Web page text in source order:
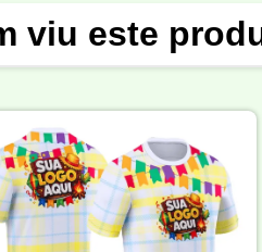
viu este